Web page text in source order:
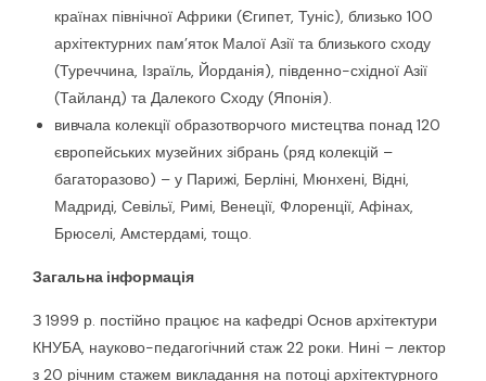
країнах північної Африки (Єгипет, Туніс), близько 100
архітектурних пам’яток Малої Азії та близького сходу
(Туреччина, Ізраїль, Йорданія), південно-східної Азії
(Тайланд) та Далекого Сходу (Японія).
вивчала колекції образотворчого мистецтва понад 120
європейських музейних зібрань (ряд колекцій –
багаторазово) – у Парижі, Берліні, Мюнхені, Відні,
Мадриді, Севільї, Римі, Венеції, Флоренції, Афінах,
Брюселі, Амстердамі, тощо.
Загальна інформація
З 1999 р. постійно працює на кафедрі Основ архітектури
КНУБА, науково-педагогічний стаж 22 роки. Нині – лектор
з 20 річним стажем викладання на потоці архітектурного